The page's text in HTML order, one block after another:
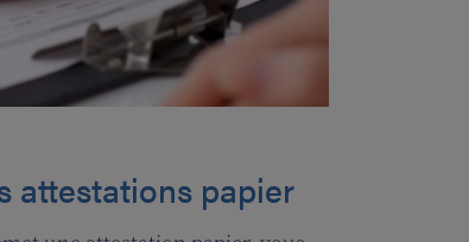
attestations papier